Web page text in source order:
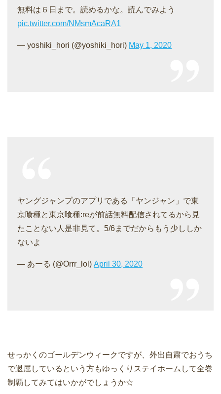
無料は６日まで。読めるかな。読んでみよう
pic.twitter.com/NMsmAcaRA1
— yoshiki_hori (@yoshiki_hori) May 1, 2020
ヤングジャンプのアプリである「ヤンジャン」で東
京喰種と東京喰種:reが前話無料配信されてるから見
たことない人是非見て。5/6までだからもう少ししか
ないよ
— あーる (@Orrr_lol) April 30, 2020
せっかくのゴールデンウィークですが、外出自粛でおうち
で退屈しているという方もゆっくりステイホームして全巻
制覇してみてはいかがでしょうか☆